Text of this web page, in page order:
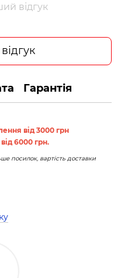
відгук
Гарантія
від 3000 грн
6000 грн.
посилок, вартість доставки